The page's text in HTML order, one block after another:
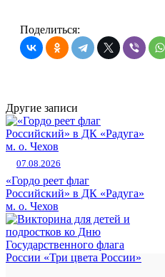
Поделиться:
Другие записи
07.08.2026
«Гордо реет флаг
Российский» в ДК «Радуга»
м. о. Чехов